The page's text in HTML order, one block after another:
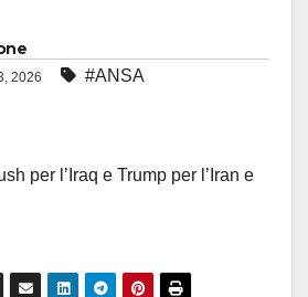
2026 #ANSA
per l’Iraq e Trump per l’Iran e